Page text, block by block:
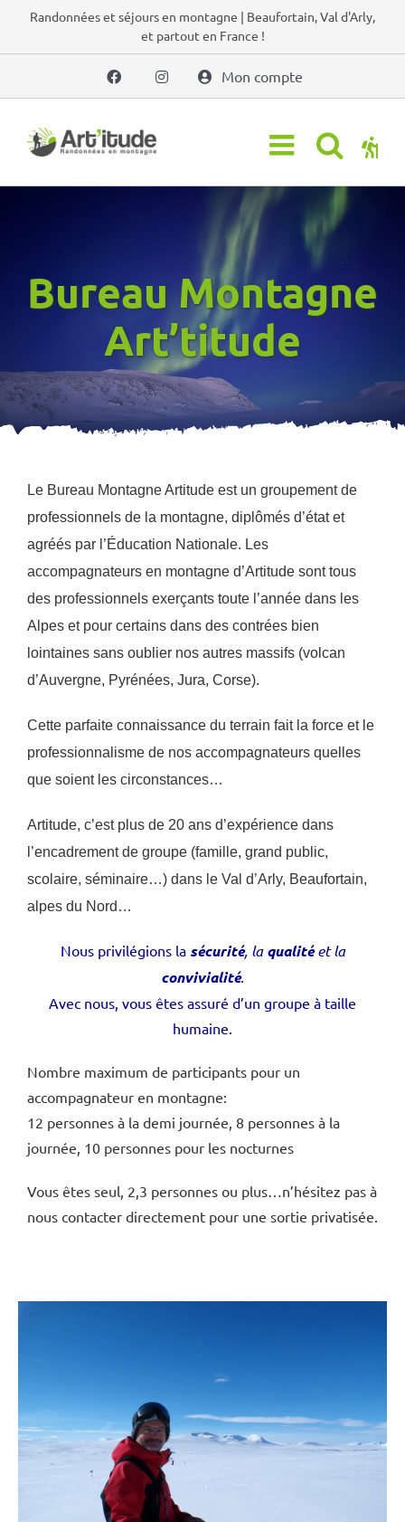
PasserRandonnées et séjours en montagne | Beaufortain, Val d'Arly,
et partout en France !
Mon compte
Bureau Montagne
Art’titude
Le Bureau Montagne Artitude est un groupement de
professionnels de la montagne, diplômés d’état et
agréés par l’Éducation Nationale. Les
accompagnateurs en montagne d’Artitude sont tous
des professionnels exerçants toute l’année dans les
Alpes et pour certains dans des contrées bien
lointaines sans oublier nos autres massifs (volcan
d’Auvergne, Pyrénées, Jura, Corse).
Cette parfaite connaissance du terrain fait la force et le
professionnalisme de nos accompagnateurs quelles
que soient les circonstances…
Artitude, c’est plus de 20 ans d’expérience dans
l’encadrement de groupe (famille, grand public,
scolaire, séminaire…) dans le Val d’Arly, Beaufortain,
alpes du Nord…
Nous privilégions la sécurité, laqualitéet la
convivialité.
Avec nous, vous êtes assuré d’un groupe à taille
humaine.
Nombre maximum de participants pour un
accompagnateur en montagne:
12 personnes à la demi journée, 8 personnes à la
journée, 10 personnes pour les nocturnes
Vous êtes seul, 2,3 personnes ou plus…n’hésitez pas à
nous contacter directement pour une sortie privatisée.